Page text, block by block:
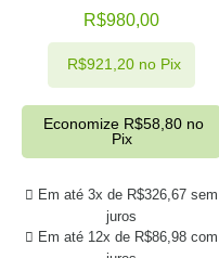
R$980,00
Em até 3x de R$326,67 sem
juros
Em até 12x de R$86,98 com
R$921,20 no Pix
Economize R$58,80 no
Pix